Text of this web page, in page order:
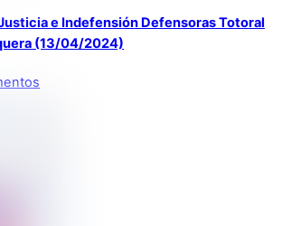
e Indefensión Defensoras Totoral
(13/04/2024)